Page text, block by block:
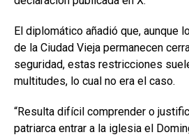
El diplomático añadió que, aunque
de la Ciudad Vieja permanecen
seguridad, estas restricciones
multitudes, lo cual no era el caso.
“Resulta difícil comprender o
patriarca entrar a la iglesia el